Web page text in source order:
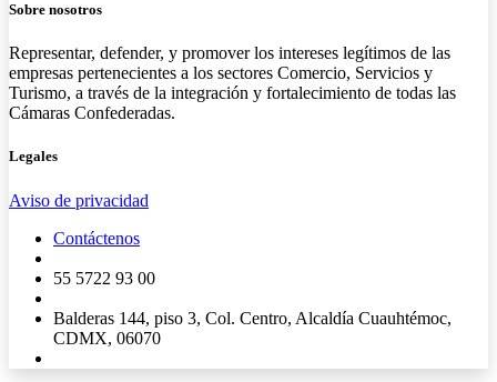
Sobre nosotros
Representar, defender, y promover los intereses legítimos de las
empresas pertenecientes a los sectores Comercio, Servicios y
Turismo, a través de la integración y fortalecimiento de todas las
Cámaras Confederadas.
Legales
Aviso de privacidad
Contáctenos
55 5722 93 00
Balderas 144, piso 3, Col. Centro, Alcaldía Cuauhtémoc,
CDMX, 06070